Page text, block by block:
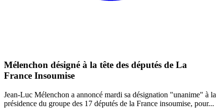
Mélenchon désigné à la tête des députés de La
France Insoumise
Jean-Luc Mélenchon a annoncé mardi sa désignation "unanime" à la
présidence du groupe des 17 députés de la France insoumise, pour...